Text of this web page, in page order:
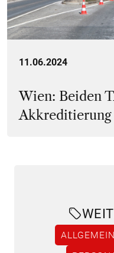
11.06.2024
Wien: Beiden
Akkreditierung
ALLGEMEIN